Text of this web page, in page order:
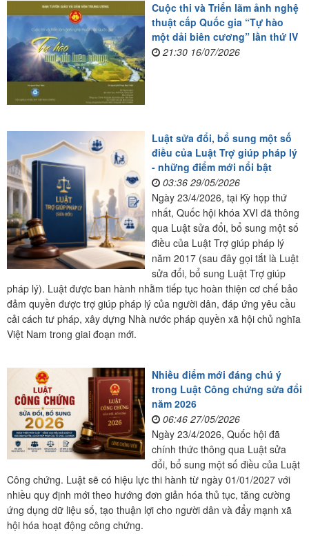
Cuộc thi và Triển lãm ảnh nghệ
thuật cấp Quốc gia “Tự hào
một dải biên cương” lần thứ IV
21:30 16/07/2026
Luật sửa đổi, bổ sung một số
điều của Luật Trợ giúp pháp lý
- những điểm mới nổi bật
03:36 29/05/2026
Ngày 23/4/2026, tại Kỳ họp thứ
nhất, Quốc hội khóa XVI đã thông
qua Luật sửa đổi, bổ sung một số
điều của Luật Trợ giúp pháp lý
năm 2017 (sau đây gọi tắt là Luật
sửa đổi, bổ sung Luật Trợ giúp
pháp lý). Luật được ban hành nhằm tiếp tục hoàn thiện cơ chế bảo
đảm quyền được trợ giúp pháp lý của người dân, đáp ứng yêu cầu
cải cách tư pháp, xây dựng Nhà nước pháp quyền xã hội chủ nghĩa
Việt Nam trong giai đoạn mới.
Nhiều điểm mới đáng chú ý
trong Luật Công chứng sửa đổi
năm 2026
06:46 27/05/2026
Ngày 23/4/2026, Quốc hội đã
chính thức thông qua Luật sửa
đổi, bổ sung một số điều của Luật
Công chứng. Luật sẽ có hiệu lực thi hành từ ngày 01/01/2027 với
nhiều quy định mới theo hướng đơn giản hóa thủ tục, tăng cường
ứng dụng dữ liệu số, tạo thuận lợi cho người dân và đẩy mạnh xã
hội hóa hoạt động công chứng.